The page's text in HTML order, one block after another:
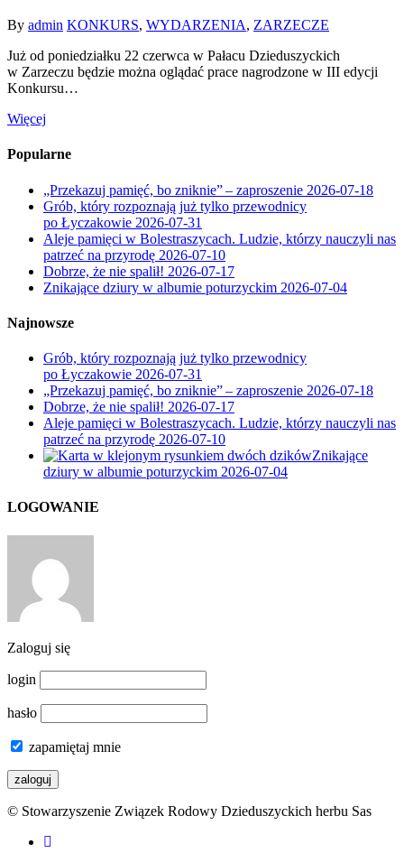
By admin KONKURS, WYDARZENIA, ZARZECZE
Już od poniedziałku 22 czerwca w Pałacu Dzieduszyckich
w Zarzeczu będzie można oglądać prace nagrodzone w III edycji
Konkursu…
Więcej
Popularne
„Przekazuj pamięć, bo zniknie” – zaproszenie 2026-07-18
Grób, który rozpoznają już tylko przewodnicy
po Łyczakowie 2026-07-31
Aleje pamięci w Bolestraszycach. Ludzie, którzy nauczyli nas
patrzeć na przyrodę 2026-07-10
Dobrze, że nie spalił! 2026-07-17
Znikające dziury w albumie poturzyckim 2026-07-04
Najnowsze
Grób, który rozpoznają już tylko przewodnicy
po Łyczakowie 2026-07-31
„Przekazuj pamięć, bo zniknie” – zaproszenie 2026-07-18
Dobrze, że nie spalił! 2026-07-17
Aleje pamięci w Bolestraszycach. Ludzie, którzy nauczyli nas
patrzeć na przyrodę 2026-07-10
Znikające
dziury w albumie poturzyckim 2026-07-04
LOGOWANIE
Zaloguj się
login
hasło
zapamiętaj mnie
© Stowarzyszenie Związek Rodowy Dzieduszyckich herbu Sas
facebook